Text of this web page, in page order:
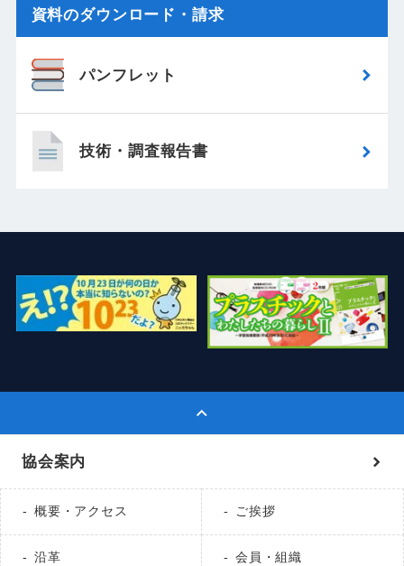
資料のダウンロード・請求
パンフレット
技術・調査報告書
協会案内
概要・アクセス ご挨拶
沿革 会員・組織